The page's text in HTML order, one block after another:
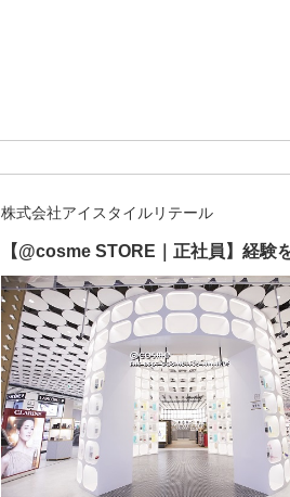
株式会社アイスタイルリテール
【@cosme STORE｜正社員】経験